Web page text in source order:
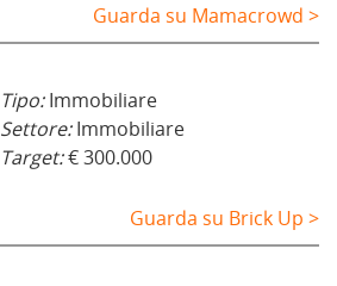
Guarda su Mamacrowd >
Tipo:Immobiliare
Settore:Immobiliare
Target:€ 300.000
Guarda su Brick Up >